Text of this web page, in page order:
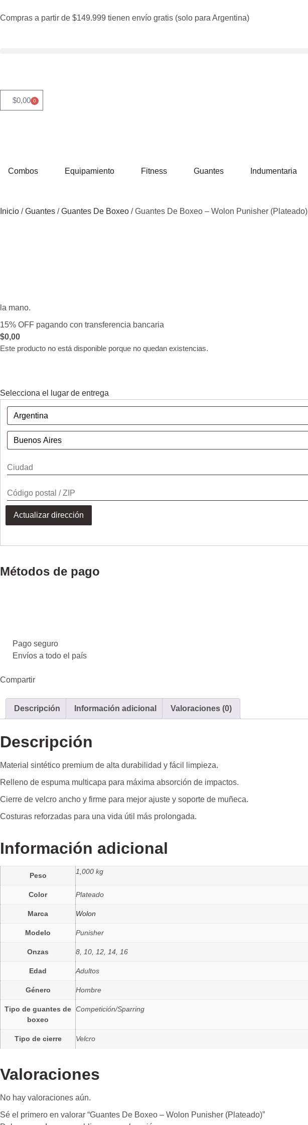
Compras a partir de $149.999 tienen envío gratis (solo para Argentina)
$0,00 0
Combos Equipamiento Fitness Guantes Indumentaria
Inicio /Guantes /Guantes De Boxeo / Guantes De Boxeo – Wolon Punisher (Plateado)
la mano.
15% OFF pagando con transferencia bancaria
$0,00
Este producto no está disponible porque no quedan existencias.
Selecciona el lugar de entrega
Actualizar dirección
Métodos de pago
Pago seguro
Envíos a todo el país
Compartir
Descripción Información adicional Valoraciones (0)
Descripción
Material sintético premium de alta durabilidad y fácil limpieza.
Relleno de espuma multicapa para máxima absorción de impactos.
Cierre de velcro ancho y firme para mejor ajuste y soporte de muñeca.
Costuras reforzadas para una vida útil más prolongada.
Información adicional
Peso 1,000 kg
Color Plateado
Marca Wolon
Modelo Punisher
Onzas 8, 10, 12, 14, 16
Edad Adultos
Género Hombre
Tipo de guantes de
boxeo
Competición/Sparring
Tipo de cierre Velcro
Valoraciones
No hay valoraciones aún.
Sé el primero en valorar “Guantes De Boxeo – Wolon Punisher (Plateado)”